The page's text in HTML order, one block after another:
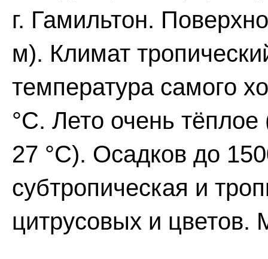
г. Гамильтон.
м). Климат
температура самого
°С. Лето очень тёплое
27 °С). Осадков до
субтропическая и
цитрусовых и